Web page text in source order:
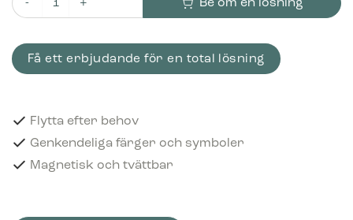
Piktogram Rigid plastics 12x12 cm Magnetisk Lila mängd
Be om en lösning
Få ett erbjudande för en total lösning
Flytta efter behov
Genkendeliga färger och symboler
Magnetisk och tvättbar